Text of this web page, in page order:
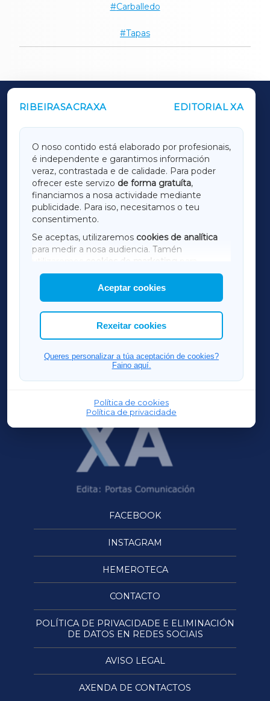
Carballedo
Tapas
RIBEIRASACRAXA EDITORIAL XA
O noso contido está elaborado por profesionais,
é independente e garantimos información
veraz, contrastada e de calidade. Para poder
ofrecer este servizo de forma gratuíta,
financiamos a nosa actividade mediante
publicidade. Para iso, necesitamos o teu
consentimento.
Se aceptas, utilizaremos cookies de analítica
para medir a nosa audiencia. Tamén
utilizaremos
cookies de marketing
mostrar publicidade de terceiros.
Así mesmo, podes personalizar a elección das
cookies que desexas permitir.
Aceptar cookies
Rexeitar cookies
Queres personalizar a túa aceptación de cookies?
Faino aquí.
Política de cookies
Política de privacidade
OUTROS PERIÓDICOS
LUGOXA
TERRACHAXA
AMARIÑAXA
RIBEIRASACRAXA
ACORUÑAXA
FERROLXA
OURENSEXA
FACEBOOK
INSTAGRAM
HEMEROTECA
CONTACTO
POLÍTICA DE PRIVACIDADE E ELIMINACIÓN
DE DATOS EN REDES SOCIAIS
AVISO LEGAL
AXENDA DE CONTACTOS